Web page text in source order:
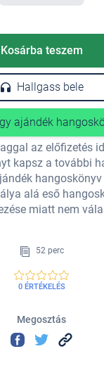
Kosárba teszem
Hallgass bele
ajándék
az előfizetés
kapsz a további
alá eső
miatt nem
52 perc
0 ÉRTÉKELÉS
Megosztás